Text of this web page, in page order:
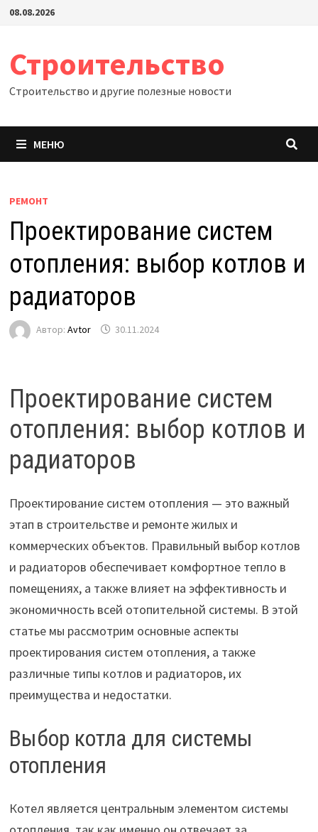
Перейти
08.08.2026
Строительство
Строительство и другие полезные новости
МЕНЮ
РЕМОНТ
Проектирование систем
отопления: выбор котлов и
радиаторов
Автор: Avtor 30.11.2024
Проектирование систем
отопления: выбор котлов и
радиаторов
Проектирование систем отопления — это важный
этап в строительстве и ремонте жилых и
коммерческих объектов. Правильный выбор котлов
и радиаторов обеспечивает комфортное тепло в
помещениях, а также влияет на эффективность и
экономичность всей отопительной системы. В этой
статье мы рассмотрим основные аспекты
проектирования систем отопления, а также
различные типы котлов и радиаторов, их
преимущества и недостатки.
Выбор котла для системы
отопления
Котел является центральным элементом системы